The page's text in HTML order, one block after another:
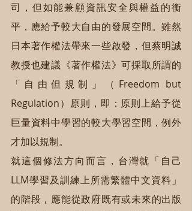
司，但如能兼顧資訊安全與權益的衡
平，應給予較大自由的發展空間。雖然
日本著作權法帶來一些啟發，但蔡明誠
教授也建議《著作權法》可採取所謂的
「自由但規制」（Freedom but
Regulation）原則，即：原則上給予從
巨量資料中學習的較大學習空間，例外
才加以規制。
就這個修法方向而言，台灣就「自己
LLM學習及訓練上所需繁體中文資料」
的階段，應能從政府既有或未來的出版